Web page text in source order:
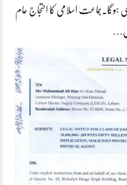
ہوگا۔جماعت اسلامی کا احتجاج عام